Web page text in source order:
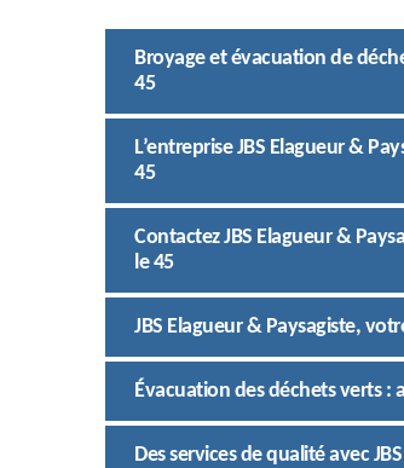
Broyage et évacuation de
45
L’entreprise JBS Elagueur &
45
Contactez JBS Elagueur &
le 45
JBS Elagueur & Paysagiste,
Évacuation des déchets verts :
Des services de qualité avec